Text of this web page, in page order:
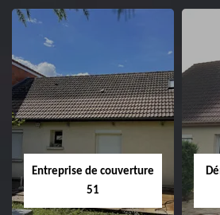
Entreprise de couverture
51